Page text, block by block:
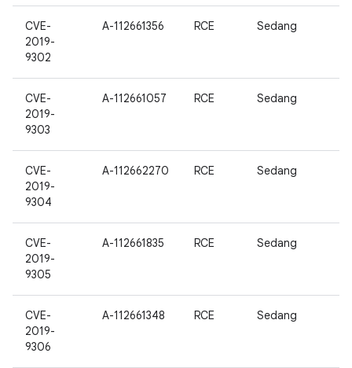
CVE-
2019-
9302
A-112661356 RCE Sedang
CVE-
2019-
9303
A-112661057 RCE Sedang
CVE-
2019-
9304
A-112662270 RCE Sedang
CVE-
2019-
9305
A-112661835 RCE Sedang
CVE-
2019-
9306
A-112661348 RCE Sedang